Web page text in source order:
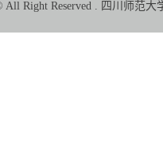
All Right Reserved . 四川师范